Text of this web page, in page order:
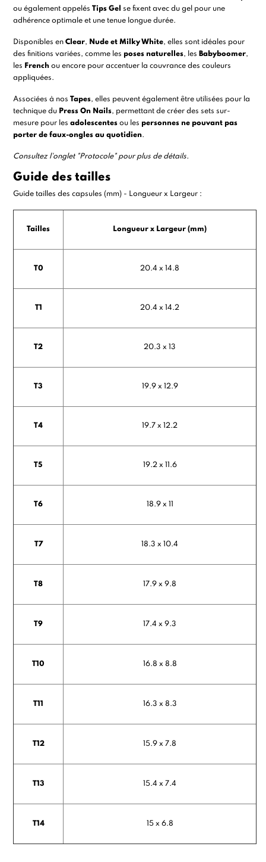
ou également appelésTips Gel se fixent avec du gel pour une
adhérence optimale et une tenue longue durée.
Disponibles enClear, Nude et Milky White, elles sont idéales pour
des finitions variées, comme les poses naturelles, les Babyboomer,
les French ou encore pour accentuer la couvrance des couleurs
appliquées.
Associées à nosTapes, elles peuvent également être utilisées pour la
technique du Press On Nails, permettant de créer des sets sur-
mesure pour lesadolescentes ou les personnes ne pouvant pas
porter de faux-ongles au quotidien.
Consultez l'onglet "Protocole" pour plus de détails.
Guide des tailles
Guide tailles des capsules (mm) - Longueur x Largeur :
Tailles Longueur x Largeur (mm)
T0 20.4 x 14.8
T1 20.4 x 14.2
T2 20.3 x 13
T3 19.9 x 12.9
T4 19.7 x 12.2
T5 19.2 x 11.6
T6 18.9 x 11
T7 18.3 x 10.4
T8 17.9 x 9.8
T9 17.4 x 9.3
T10 16.8 x 8.8
T11 16.3 x 8.3
T12 15.9 x 7.8
T13 15.4 x 7.4
T14 15 x 6.8